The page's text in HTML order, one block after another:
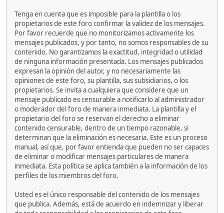
Tenga en cuenta que es imposible para la plantilla o los
propietarios de este foro confirmar la validez de los mensajes.
Por favor recuerde que no monitorizamos activamente los
mensajes publicados, y por tanto, no somos responsables de su
contenido. No garantizamos la exactitud, integridad o utilidad
de ninguna información presentada. Los mensajes publicados
expresan la opinión del autor, y no necesariamente las
opiniones de este foro, su plantilla, sus subsidiarios, o los
propietarios. Se invita a cualquiera que considere que un
mensaje publicado es censurable a notificarlo al administrador
o moderador del foro de manera inmediata. La plantilla y el
propietario del foro se reservan el derecho a eliminar
contenido censurable, dentro de un tiempo razonable, si
determinan que la eliminación es necesaria. Este es un proceso
manual, así que, por favor entienda que pueden no ser capaces
de eliminar o modificar mensajes particulares de manera
inmediata. Esta política se aplica también a la información de los
perfiles de los miembros del foro.
Usted es el único responsable del contenido de los mensajes
que publica. Además, está de acuerdo en indemnizar y liberar